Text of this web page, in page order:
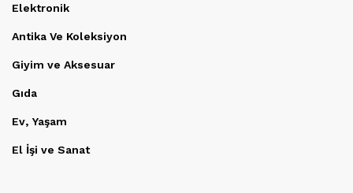
Elektronik
Antika Ve Koleksiyon
Giyim ve Aksesuar
Gıda
Ev, Yaşam
El İşi ve Sanat